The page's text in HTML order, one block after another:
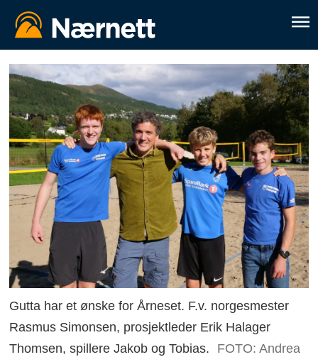
Gutta har et ønske for Årneset. F.v. norgesmester
Rasmus Simonsen, prosjektleder Erik Halager
Thomsen, spillere Jakob og Tobias.
FOTO: Andrea